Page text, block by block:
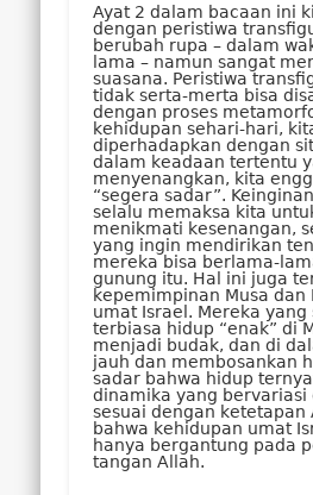
Ayat 2 dalam bacaan ini
dengan peristiwa
berubah rupa – dalam
lama – namun sangat
suasana. Peristiwa
tidak serta-merta bisa
dengan proses
kehidupan sehari-hari,
diperhadapkan dengan
dalam keadaan tertentu
menyenangkan, kita
“segera sadar”.
selalu memaksa kita
menikmati kesenangan,
yang ingin mendirikan
mereka bisa berlama-
gunung itu. Hal ini juga
kepemimpinan Musa dan
umat Israel. Mereka yang
terbiasa hidup “enak” di
menjadi budak, dan di
jauh dan membosankan
sadar bahwa hidup
dinamika yang bervariasi
sesuai dengan ketetapan
bahwa kehidupan umat
hanya bergantung pada
tangan Allah.